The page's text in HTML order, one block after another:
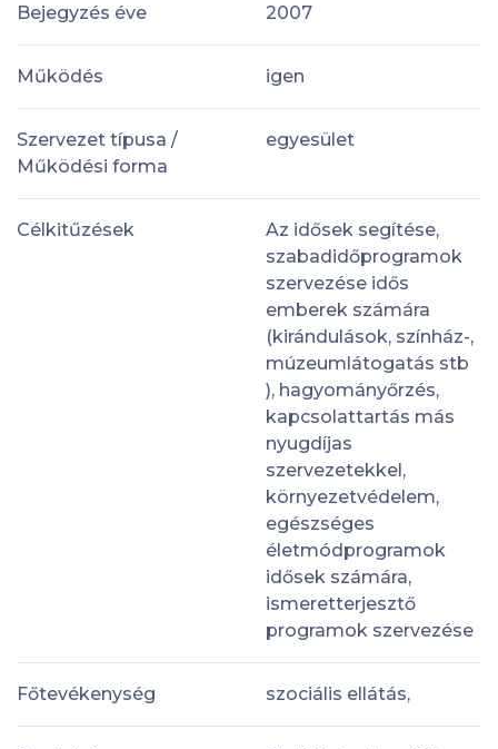
Bejegyzés éve 2007
Működés igen
Szervezet típusa /
Működési forma
egyesület
Célkitűzések
Az idősek segítése,
szabadidőprogramok
szervezése idős
emberek számára
(kirándulások, színház-,
múzeumlátogatás stb
), hagyományőrzés,
kapcsolattartás más
nyugdíjas
szervezetekkel,
környezetvédelem,
egészséges
életmódprogramok
idősek számára,
ismeretterjesztő
programok szervezése
Főtevékenység szociális ellátás,